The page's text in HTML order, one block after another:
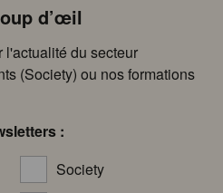
d’œil
l'actualité du secteur
(Society) ou nos formations
:
Society